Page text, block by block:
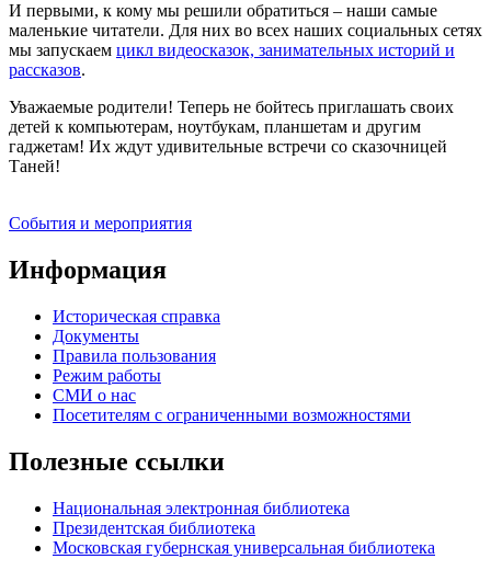
И первыми, к кому мы решили обратиться – наши самые
маленькие читатели. Для них во всех наших социальных сетях
мы запускаем цикл видеосказок, занимательных историй и
рассказов.
Уважаемые родители! Теперь не бойтесь приглашать своих
детей к компьютерам, ноутбукам, планшетам и другим
гаджетам! Их ждут удивительные встречи со сказочницей
Таней!
События и мероприятия
Информация
Историческая справка
Документы
Правила пользования
Режим работы
СМИ о нас
Посетителям с ограниченными возможностями
Полезные ссылки
Национальная электронная библиотека
Президентская библиотека
Московская губернская универсальная библиотека